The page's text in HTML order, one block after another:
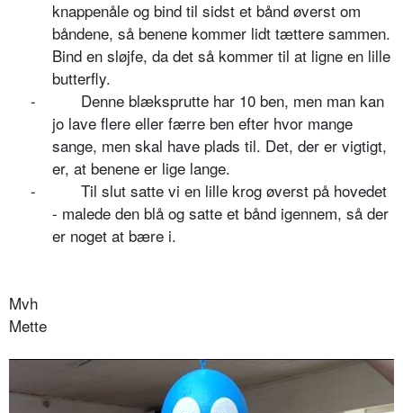
knappenåle og bind til sidst et bånd øverst om
båndene, så benene kommer lidt tættere sammen.
Bind en sløjfe, da det så kommer til at ligne en lille
butterfly.
-
Denne blæksprutte har 10 ben, men man kan
jo lave flere eller færre ben efter hvor mange
sange, men skal have plads til. Det, der er vigtigt,
er, at benene er lige lange.
-
Til slut satte vi en lille krog øverst på hovedet
- malede den blå og satte et bånd igennem, så der
er noget at bære i.
Mvh
Mette